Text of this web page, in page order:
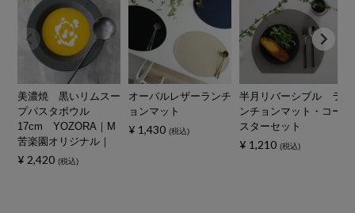
美濃焼 黒いリムスー
プパスタボウル
17cm YOZORA｜M
苦楽園オリジナル｜
¥ 2,420 税込
オーバルレザーランチ
ョンマット
¥ 1,430 税込
半月リバーシブル ラ
ンチョンマット・コー
スターセット
¥ 1,210 税込